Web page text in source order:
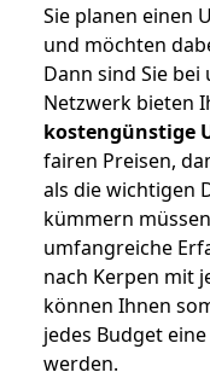
Sie planen einen
und möchten
Dann sind Sie
Netzwerk bieten
kostengünstige
fairen Preisen,
als die wichtigen
kümmern
umfangreiche
nach Kerpen mit
können Ihnen
jedes Budget
werden.